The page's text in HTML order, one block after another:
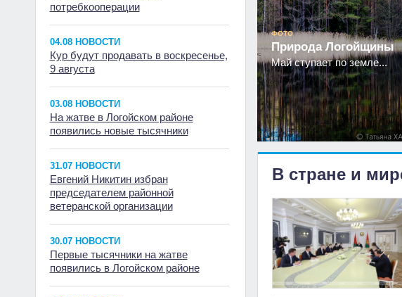
потребкооперации
04.08 НОВОСТИ
Кур будут продавать в воскресенье,
9 августа
03.08 НОВОСТИ
На жатве в Логойском районе
появились новые тысячники
31.07 НОВОСТИ
Евгений Никитин избран
председателем районной
ветеранской организации
30.07 НОВОСТИ
Первые тысячники на жатве
появились в Логойском районе
ФОТО
Природа Логойщины
Май ступает по земле...
В стране и